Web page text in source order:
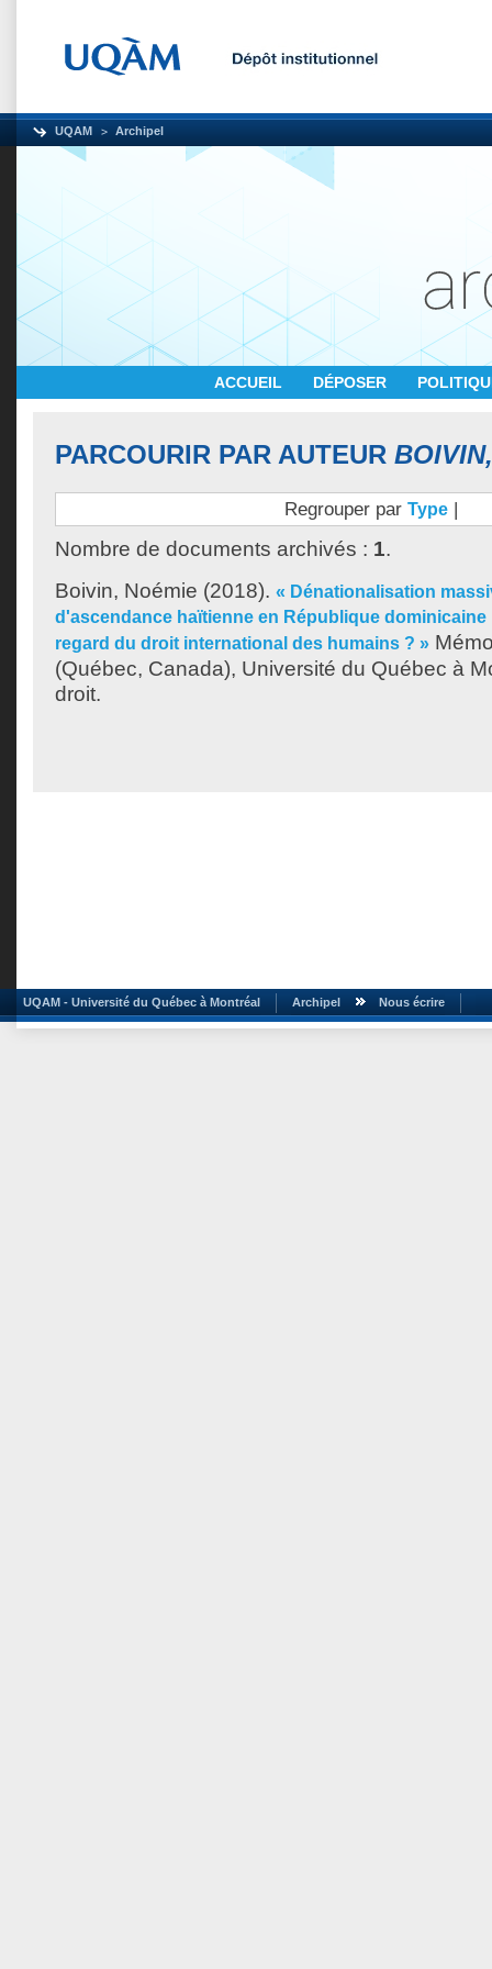
UQAM Archipel
ACCUEIL DÉPOSER
PARCOURIR PAR AUTEUR
Regrouper par Type |
Nombre de documents archivés : 1.
Boivin, Noémie (2018). « Dénationalisation
d'ascendance haïtienne en République dominicaine
regard du droit international des humains ? »
(Québec, Canada), Université du Québec à
droit.
UQAM - Université du Québec à Montréal Archipel Nous écrire